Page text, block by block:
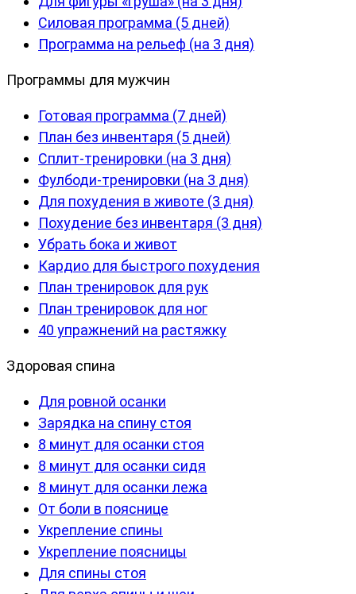
Силовая программа (5 дней)
Программа на рельеф (на 3 дня)
Программы для мужчин
Готовая программа (7 дней)
План без инвентаря (5 дней)
Сплит-тренировки (на 3 дня)
Фулбоди-тренировки (на 3 дня)
Для похудения в животе (3 дня)
Похудение без инвентаря (3 дня)
Убрать бока и живот
Кардио для быстрого похудения
План тренировок для рук
План тренировок для ног
40 упражнений на растяжку
Здоровая спина
Для ровной осанки
Зарядка на спину стоя
8 минут для осанки стоя
8 минут для осанки сидя
8 минут для осанки лежа
От боли в пояснице
Укрепление спины
Укрепление поясницы
Для спины стоя